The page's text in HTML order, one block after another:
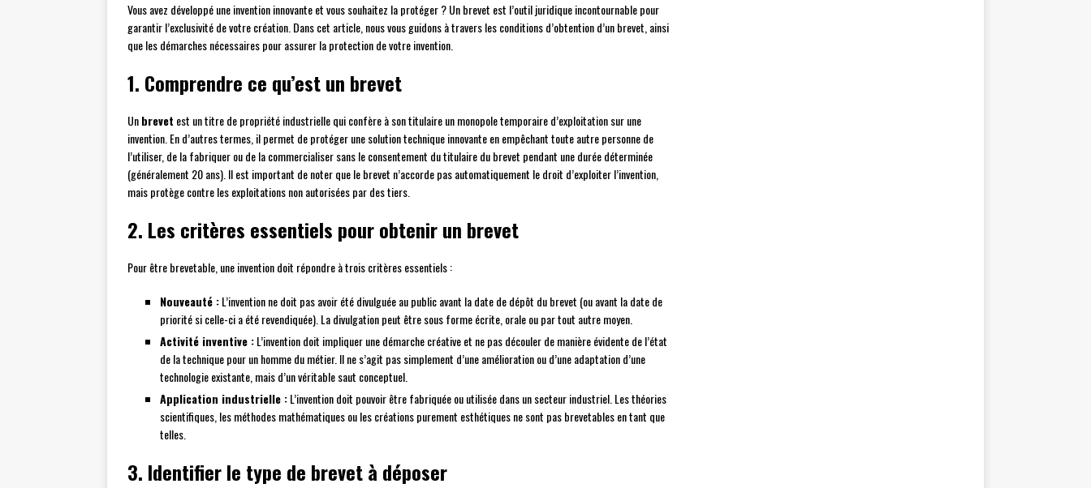
Vous avez développé une invention innovante et vous souhaitez la protéger ? Un brevet est l’outil juridique incontournable pour
garantir l’exclusivité de votre création. Dans cet article, nous vous guidons à travers les conditions d’obtention d’un brevet, ainsi
que les démarches nécessaires pour assurer la protection de votre invention.
1. Comprendre ce qu’est un brevet
Unbrevet est un titre de propriété industrielle qui confère à son titulaire un monopole temporaire d’exploitation sur une
invention. En d’autres termes, il permet de protéger une solution technique innovante en empêchant toute autre personne de
l’utiliser, de la fabriquer ou de la commercialiser sans le consentement du titulaire du brevet pendant une durée déterminée
(généralement 20 ans). Il est important de noter que le brevet n’accorde pas automatiquement le droit d’exploiter l’invention,
mais protège contre les exploitations non autorisées par des tiers.
2. Les critères essentiels pour obtenir un brevet
Pour être brevetable, une invention doit répondre à trois critères essentiels :
Nouveauté :L’invention ne doit pas avoir été divulguée au public avant la date de dépôt du brevet (ou avant la date de
priorité si celle-ci a été revendiquée). La divulgation peut être sous forme écrite, orale ou par tout autre moyen.
Activité inventive :L’invention doit impliquer une démarche créative et ne pas découler de manière évidente de l’état
de la technique pour un homme du métier. Il ne s’agit pas simplement d’une amélioration ou d’une adaptation d’une
technologie existante, mais d’un véritable saut conceptuel.
Application industrielle :L’invention doit pouvoir être fabriquée ou utilisée dans un secteur industriel. Les théories
scientifiques, les méthodes mathématiques ou les créations purement esthétiques ne sont pas brevetables en tant que
telles.
3. Identifier le type de brevet à déposer